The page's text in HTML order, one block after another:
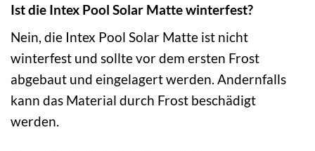
Ist die Intex Pool Solar Matte winterfest?
Nein, die Intex Pool Solar Matte ist nicht
winterfest und sollte vor dem ersten Frost
abgebaut und eingelagert werden. Andernfalls
kann das Material durch Frost beschädigt
werden.